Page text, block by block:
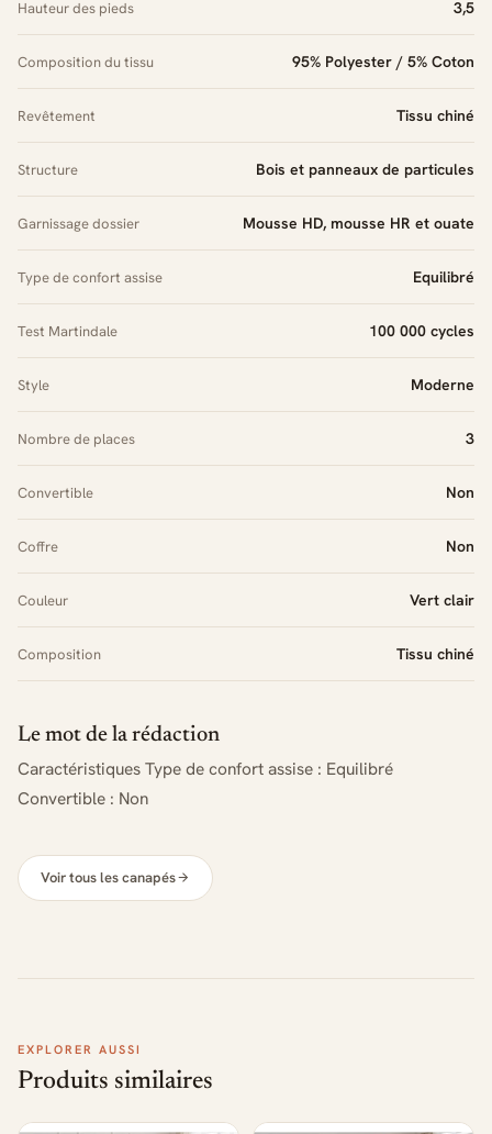
Hauteur des pieds 3,5
Composition du tissu 95% Polyester / 5% Coton
Revêtement Tissu chiné
Structure Bois et panneaux de particules
Garnissage dossier Mousse HD, mousse HR et ouate
Type de confort assise Equilibré
Test Martindale 100 000 cycles
Style Moderne
Nombre de places 3
Convertible Non
Coffre Non
Couleur Vert clair
Composition Tissu chiné
Le mot de la rédaction
Caractéristiques Type de confort assise : Equilibré
Convertible : Non
Voir tous les canapés
EXPLORER AUSSI
Produits similaires